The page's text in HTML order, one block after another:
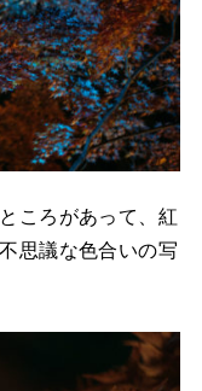
ころがあって、紅
思議な色合いの写